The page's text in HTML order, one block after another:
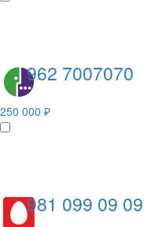
962 7007070
250 000 ₽
981 099 09 09